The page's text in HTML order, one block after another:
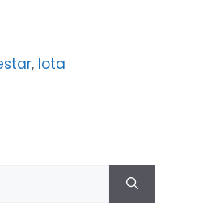
, lota